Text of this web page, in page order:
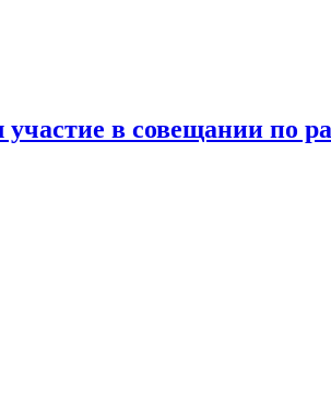
в совещании по